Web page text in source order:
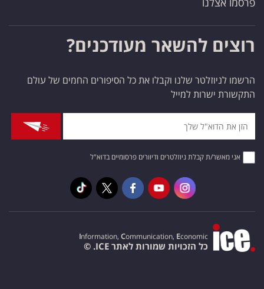
רוצים להשאר מעודכנים?
הרשמו לניוזלטר שלנו וקבלו את כל הסיפורים החמים של עולם
התקשורת ישרות למייל
אני מאשר/ת קבלת ניוזלטרים ודיוורים פרסומיים בדוא"ל
Information, Communication, Economic
כל הזכויות שמורות לאתר ICE. ©